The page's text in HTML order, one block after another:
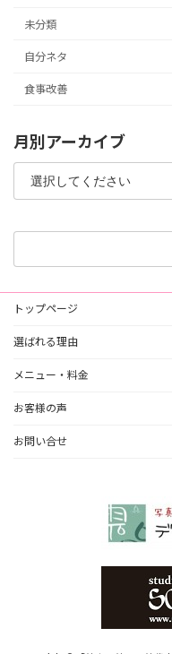
未分類
自分ネタ
食事改善
月別アーカイブ
トップページ
選ばれる理由
メニュー・料金
お客様の声
お問い合せ